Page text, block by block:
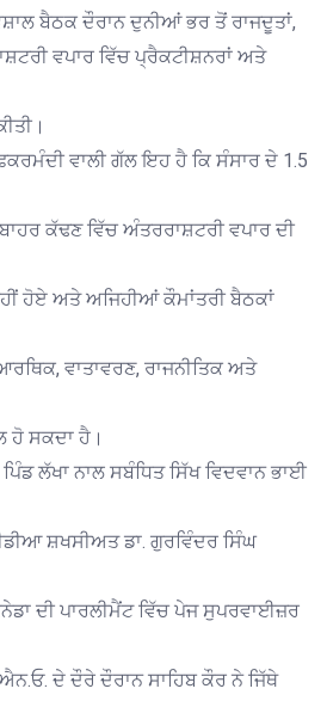
ਬੈਠਕ ਦੌਰਾਨ ਦੁਨੀਆਂ ਭਰ ਤੋਂ ਰਾਜਦੂਤਾਂ,
ਵਪਾਰ ਵਿੱਚ ਪ੍ਰੈਕਟੀਸ਼ਨਰਾਂ ਅਤੇ
ਵਾਲੀ ਗੱਲ ਇਹ ਹੈ ਕਿ ਸੰਸਾਰ ਦੇ 1.5
ਕੱਢਣ ਵਿੱਚ ਅੰਤਰਰਾਸ਼ਟਰੀ ਵਪਾਰ ਦੀ
ਹੋਏ ਅਤੇ ਅਜਿਹੀਆਂ ਕੌਮਾਂਤਰੀ ਬੈਠਕਾਂ
ਵਾਤਾਵਰਣ, ਰਾਜਨੀਤਿਕ ਅਤੇ
ਹੋ ਸਕਦਾ ਹੈ।
ਲੱਖਾ ਨਾਲ ਸਬੰਧਿਤ ਸਿੱਖ ਵਿਦਵਾਨ ਭਾਈ
ਸ਼ਖਸੀਅਤ ਡਾ. ਗੁਰਵਿੰਦਰ ਸਿੰਘ
ਦੀ ਪਾਰਲੀਮੈਂਟ ਵਿੱਚ ਪੇਜ ਸੁਪਰਵਾਈਜ਼ਰ
ਦੇ ਦੌਰੇ ਦੌਰਾਨ ਸਾਹਿਬ ਕੌਰ ਨੇ ਜਿੱਥੇ